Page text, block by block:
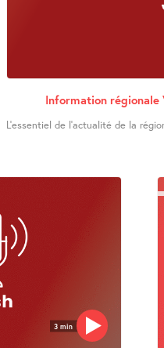
Information régionale
L’essentiel de l’actualité de la
3 min